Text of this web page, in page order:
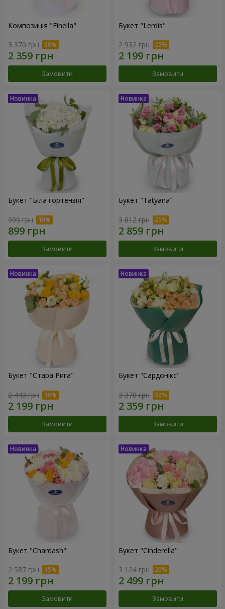
Композиція "Finella"
3 370 грн
Замовити
Букет "Lerdis"
2 932 грн
Замовити
Букет "Біла гортензія"
999 грн
Замовити
Букет "Tatyana"
3 812 грн
Замовити
Букет "Стара Рига"
2 443 грн
Замовити
Букет "Сардонікс"
3 370 грн
Замовити
Букет "Chardash"
2 587 грн
Замовити
Букет "Cinderella"
3 124 грн
Замовити